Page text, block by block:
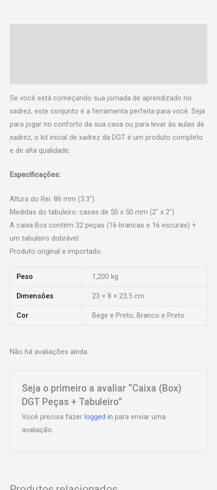
Se você está começando sua jornada de aprendizado no
xadrez, este conjunto é a ferramenta perfeita para você. Seja
para jogar no conforto da sua casa ou para levar às aulas de
xadrez, o kit inicial de xadrez da DGT é um produto completo
e de alta qualidade.
Especificações:
Altura do Rei: 86 mm (3.3″)
Medidas do tabuleiro: casas de 50 x 50 mm (2″ x 2″)
A caixa Box contém 32 peças (16 brancas e 16 escuras) +
um tabuleiro dobrável.
Produto original e importado.
Peso 1,200 kg
Dimensões 23 × 8 × 23,5 cm
Cor Bege e Preto, Branco e Preto
Não há avaliações ainda.
Seja o primeiro a avaliar “Caixa (Box)
DGT Peças + Tabuleiro”
Você precisa fazerlogged in para enviar uma
avaliação.